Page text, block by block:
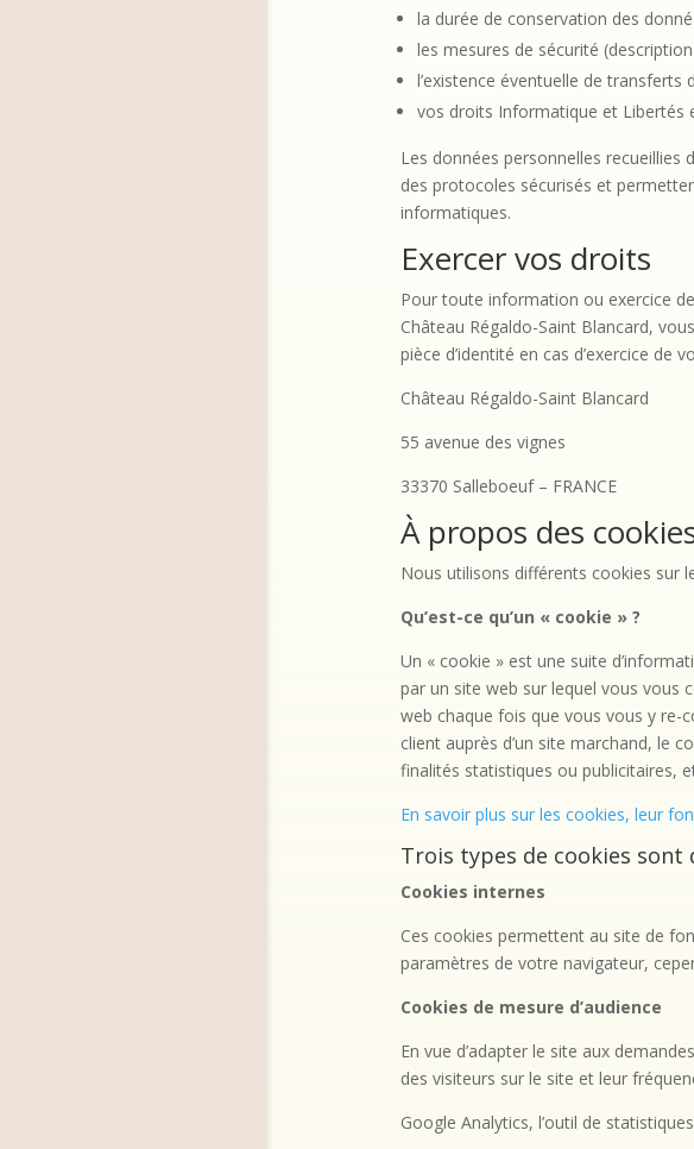
la durée de conservation des
les mesures de sécurité
l’existence éventuelle de
vos droits Informatique et Libertés
Les données personnelles recueillies
des protocoles sécurisés et
informatiques.
Exercer vos droits
Pour toute information ou exercice
Château Régaldo-Saint Blancard,
pièce d’identité en cas d’exercice de
Château Régaldo-Saint Blancard
55 avenue des vignes
33370 Salleboeuf – FRANCE
À propos des
Nous utilisons différents cookies sur
Qu’est-ce qu’un « cookie » ?
Un « cookie » est une suite
par un site web sur lequel vous vous
web chaque fois que vous vous y re-
client auprès d’un site marchand, le
finalités statistiques ou publicitaires,
En savoir plus sur les cookies, leur
Trois types de cookies sont
Cookies internes
Ces cookies permettent au site de
paramètres de votre navigateur,
Cookies de mesure d’audience
En vue d’adapter le site aux
des visiteurs sur le site et leur
Google Analytics, l’outil de